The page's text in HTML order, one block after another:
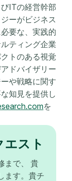
ITの経営幹部
ーがビジネス
要な、実践的
ティング企業
トのある視覚
ドバイザリー
や戦略に関す
知見を提供し
を
スト
まで、 貴
ます。貴チ